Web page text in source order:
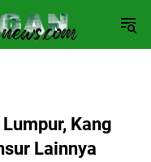
Kang
Lainnya